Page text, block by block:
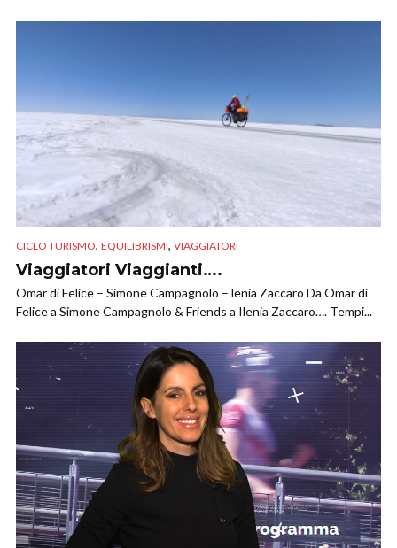
CICLO TURISMO, EQUILIBRISMI, VIAGGIATORI
Viaggiatori Viaggianti….
Omar di Felice – Simone Campagnolo – lenia Zaccaro Da Omar di
Felice a Simone Campagnolo & Friends a Ilenia Zaccaro…. Tempi...